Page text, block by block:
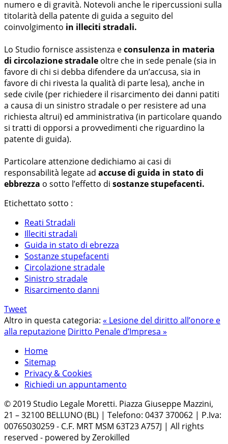
numero e di gravità. Notevoli anche le ripercussioni sulla
titolarità della patente di guida a seguito del
coinvolgimento in illeciti stradali.
Lo Studio fornisce assistenza econsulenza in materia
di circolazione stradale oltre che in sede penale (sia in
favore di chi si debba difendere da un’accusa, sia in
favore di chi rivesta la qualità di parte lesa), anche in
sede civile (per richiedere il risarcimento dei danni patiti
a causa di un sinistro stradale o per resistere ad una
richiesta altrui) ed amministrativa (in particolare quando
si tratti di opporsi a provvedimenti che riguardino la
patente di guida).
Particolare attenzione dedichiamo ai casi di
responsabilità legate ad accuse di guida in stato di
ebbrezza o sotto l’effetto di sostanze stupefacenti.
Etichettato sotto :
Reati Stradali
Illeciti stradali
Guida in stato di ebrezza
Sostanze stupefacenti
Circolazione stradale
Sinistro stradale
Risarcimento danni
Tweet
Altro in questa categoria: « Lesione del diritto all’onore e
alla reputazione Diritto Penale d’Impresa »
Home
Sitemap
Privacy & Cookies
Richiedi un appuntamento
© 2019 Studio Legale Moretti. Piazza Giuseppe Mazzini,
21 – 32100 BELLUNO (BL) | Telefono: 0437 370062 | P.Iva:
00765030259 - C.F. MRT MSM 63T23 A757J | All rights
reserved - powered by Zerokilled